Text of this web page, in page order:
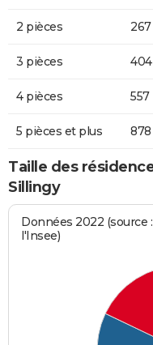
2 pièces 267
3 pièces 404
4 pièces 557
5 pièces et plus 878
Taille des
Sillingy
Données 2022 (source
l'Insee)